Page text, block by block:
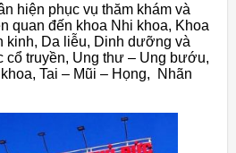
hiện phục vụ thăm khám và
quan đến khoa Nhi khoa, Khoa
kinh, Da liễu, Dinh dưỡng và
cổ truyền, Ung thư – Ung bướu,
Tai – Mũi – Họng, Nhãn